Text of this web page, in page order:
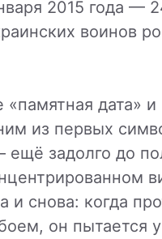
2015 года —
воинов
«памятная дата»
из первых
ещё задолго до
и снова: когда
он пытается